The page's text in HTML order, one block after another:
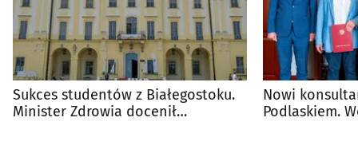
Sukces studentów z Białegostoku.
Minister Zdrowia docenił
Nowi
Podlaskiem.